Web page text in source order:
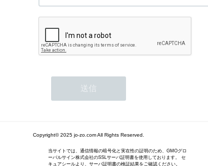
Copyright© 2025 jo-zo.com All Rights Reserved.
当サイトでは、通信情報の暗号化と実在性の証明のため、GMOグロ
ーバルサイン株式会社のSSLサーバ証明書を使用しております。 セ
キュアシールより、サーバ証明書の検証結果をご確認ください。